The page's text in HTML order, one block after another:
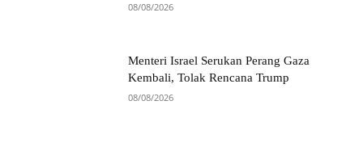
08/08/2026
Menteri Israel Serukan Perang Gaza
Kembali, Tolak Rencana Trump
08/08/2026